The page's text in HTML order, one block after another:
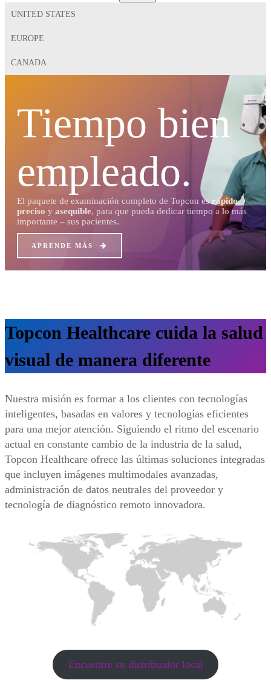
UNITED STATES
EUROPE
CANADA
Tiempo bien
empleado.
El paquete de examinación completo de Topcon es rápido,
preciso y asequible, para que pueda dedicar tiempo a lo más
importante – sus pacientes.
APRENDE MÁS
Topcon Healthcare cuida la salud
visual de manera diferente
Nuestra misión es formar a los clientes con tecnologías
inteligentes, basadas en valores y tecnologías eficientes
para una mejor atención. Siguiendo el ritmo del escenario
actual en constante cambio de la industria de la salud,
Topcon Healthcare ofrece las últimas soluciones integradas
que incluyen imágenes multimodales avanzadas,
administración de datos neutrales del proveedor y
tecnología de diagnóstico remoto innovadora.
Encuentre su distribuidor local